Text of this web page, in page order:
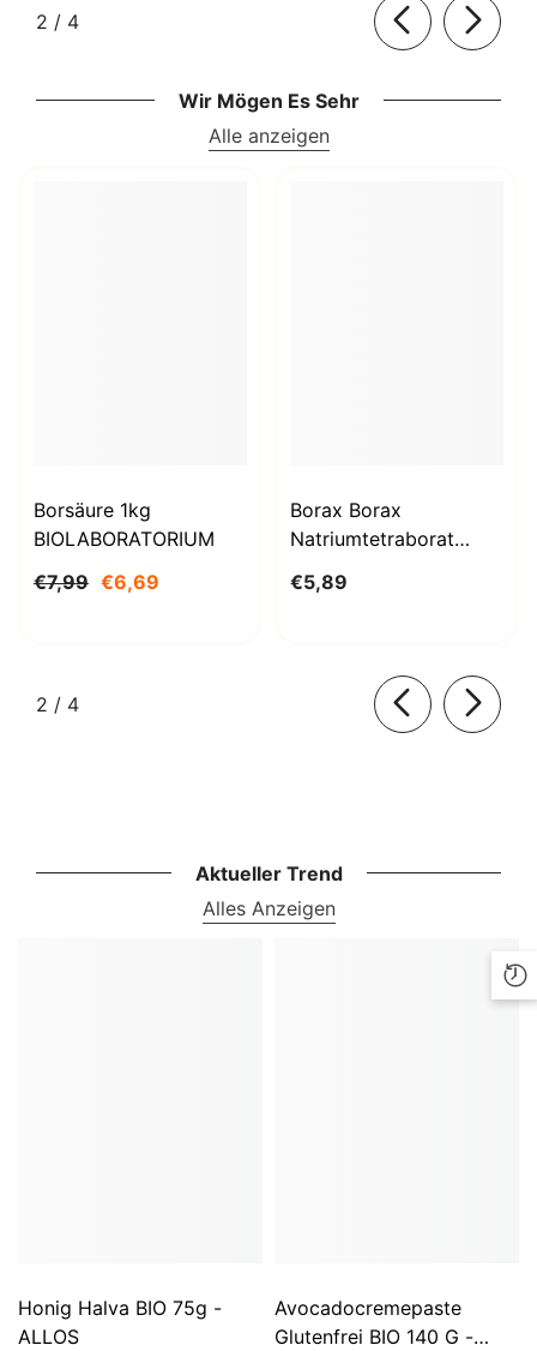
2 / von
4
Wir Mögen Es Sehr
Alle anzeigen
Borsäure 1kg
BIOLABORATORIUM
€7,99 €6,69
Borax Borax
Natriumtetraborat
BioLaboratorium
€5,89
2 / von
4
Aktueller Trend
Alles Anzeigen
Honig Halva BIO 75g -
ALLOS
Avocadocremepaste
Glutenfrei BIO 140 G -